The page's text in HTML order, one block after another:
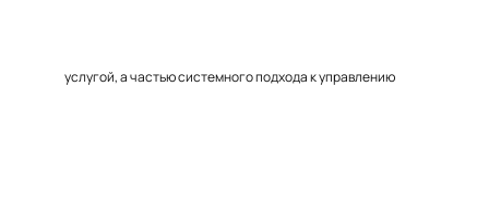
услугой, а частью системного подхода к управлению